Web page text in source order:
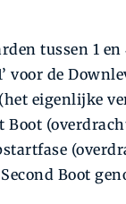
tussen 1
voor de
(het eigenlijke
Boot
Boot